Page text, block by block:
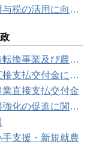
本的な考え方について」を策定しました
用効率化等支援事業にかかる要望調査
係る水田収益力強化ビジョン
直接支払交付金
促進に関する基本構想
支援・新規就農